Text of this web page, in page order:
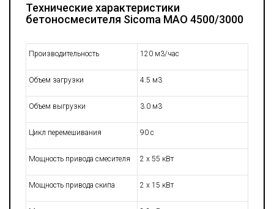
Технические характеристики
бетоносмесителя Sicoma MAO 4500/3000
Производительность 120 м3/час
Объем загрузки 4.5 м3
Объем выгрузки 3.0 м3
Цикл перемешивания 90 с
Мощность привода смесителя 2 x 55 кВт
Мощность привода скипа 2 x 15 кВт